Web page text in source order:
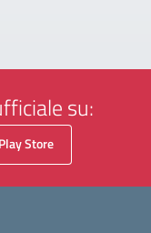
su:
Play Store